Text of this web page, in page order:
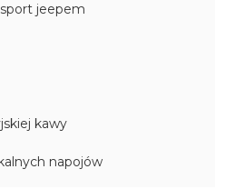
jeepem
kawy
napojów